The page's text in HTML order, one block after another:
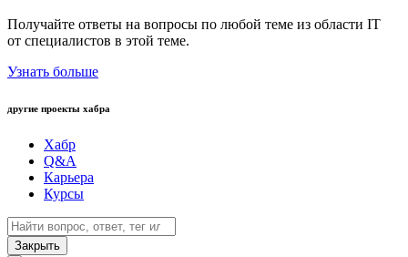
Получайте ответы на вопросы по любой теме из области IT
от специалистов в этой теме.
Узнать больше
другие проекты хабра
Хабр
Q&A
Карьера
Курсы
Закрыть